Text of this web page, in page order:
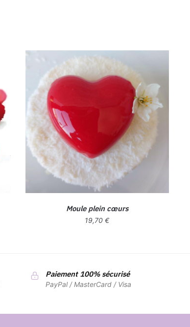
Moule plein cœurs
19,70€
Paiement 100% sécurisé
PayPal / MasterCard / Visa